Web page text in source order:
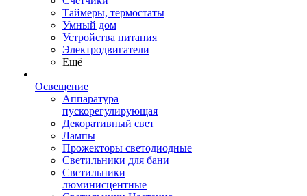
Таймеры, термостаты
Умный дом
Устройства питания
Электродвигатели
Ещё
Освещение
Аппаратура
пускорегулирующая
Декоративный свет
Лампы
Прожекторы светодиодные
Светильники для бани
Светильники
люминисцентные